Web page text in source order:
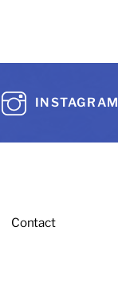
INSTAGRAM
Contact